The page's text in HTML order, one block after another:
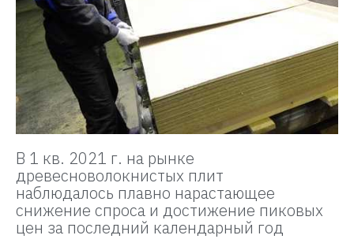
В 1 кв. 2021 г. на рынке
древесноволокнистых плит
наблюдалось плавно нарастающее
снижение спроса и достижение пиковых
цен за последний календарный год